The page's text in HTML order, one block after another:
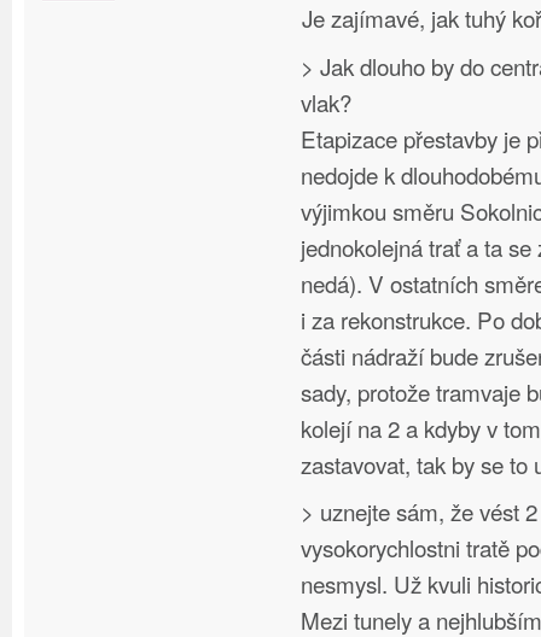
Je zajímavé, jak tuhý
> Jak dlouho by do
vlak?
Etapizace přestavby je
nedojde k
výjimkou směru
jednokolejná trať a ta
nedá). V ostatních
i za rekonstrukce. Po
části nádraží bude
sady, protože tramvaje
kolejí na 2 a kdyby v
zastavovat, tak by se to
> uznejte sám, že vést
vysokorychlostni tratě
nesmysl. Už kvuli
Mezi tunely a